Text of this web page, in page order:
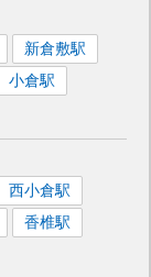
新倉敷駅
小倉駅
西小倉駅
香椎駅